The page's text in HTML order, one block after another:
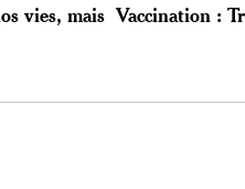
vies, mais Vaccination :